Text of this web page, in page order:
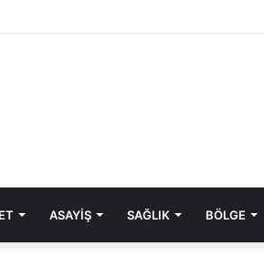
ASAYIŞ SAĞLIK BÖLGE